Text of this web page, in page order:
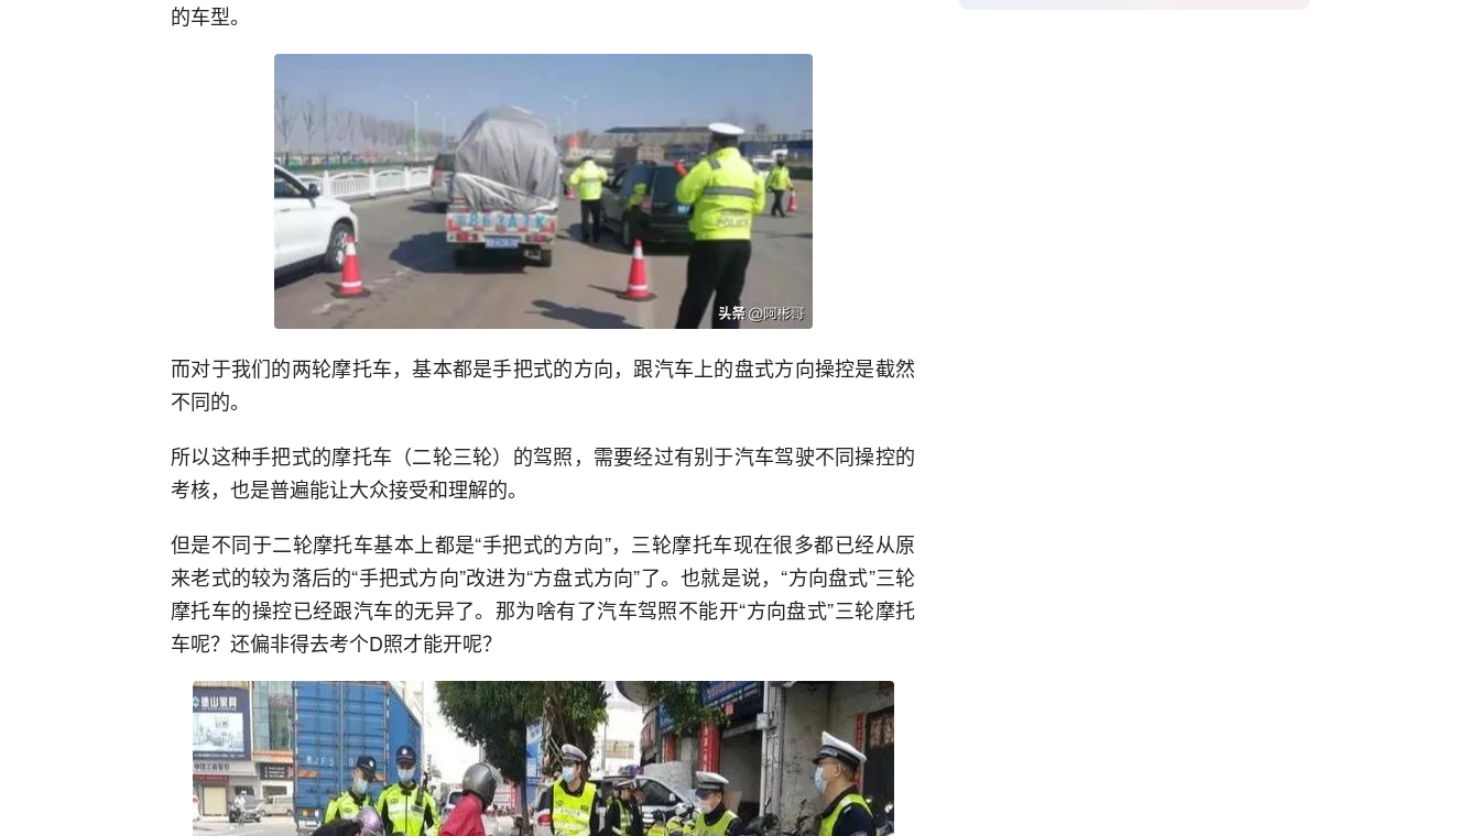
的车型。
而对于我们的两轮摩托车，基本都是手把式的方向，跟汽车上的盘式方向操控是截然
不同的。
所以这种手把式的摩托车（二轮三轮）的驾照，需要经过有别于汽车驾驶不同操控的
考核，也是普遍能让大众接受和理解的。
但是不同于二轮摩托车基本上都是“手把式的方向”，三轮摩托车现在很多都已经从原
来老式的较为落后的“手把式方向”改进为“方盘式方向”了。也就是说，“方向盘式”三轮
摩托车的操控已经跟汽车的无异了。那为啥有了汽车驾照不能开“方向盘式”三轮摩托
车呢？还偏非得去考个D照才能开呢？